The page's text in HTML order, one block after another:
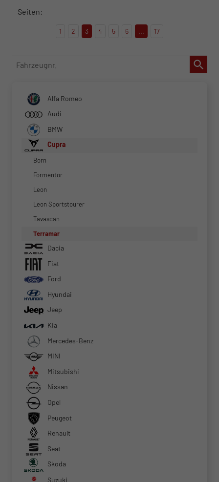
Seiten:
1 2 3 4 5 6 ... 17
Fahrzeugnr.
Alfa Romeo
Audi
BMW
Cupra
Born
Formentor
Leon
Leon Sportstourer
Tavascan
Terramar
Dacia
Fiat
Ford
Hyundai
Jeep
Kia
Mercedes-Benz
MINI
Mitsubishi
Nissan
Opel
Peugeot
Renault
Seat
Skoda
Suzuki